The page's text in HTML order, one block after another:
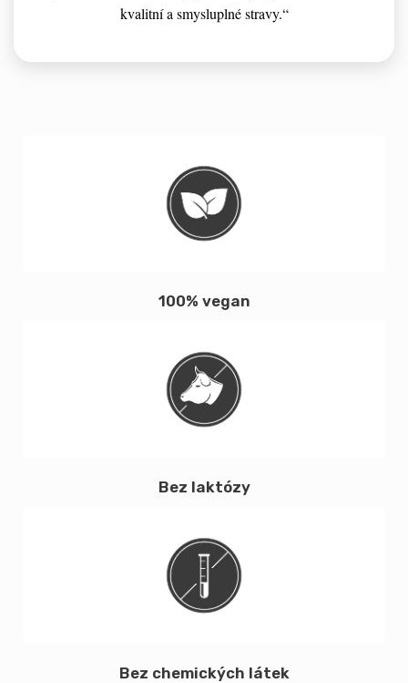
kvalitní a smysluplné stravy.“
100% vegan
Bez laktózy
Bez chemických látek